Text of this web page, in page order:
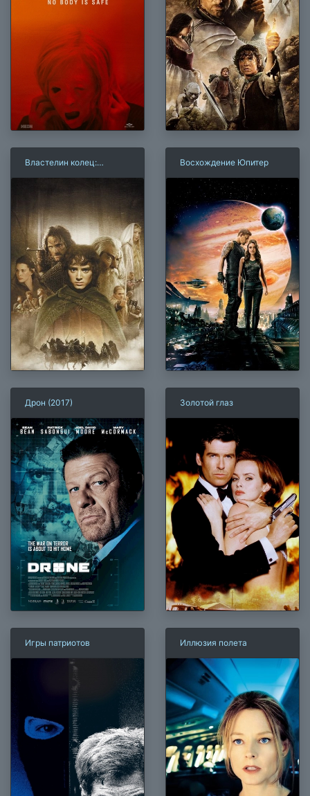
Властелин колец:
Восхождение Юпитер
Дрон (2017) Золотой глаз
Игры патриотов Иллюзия полета